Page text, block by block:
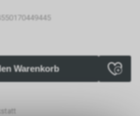
Warenkorb